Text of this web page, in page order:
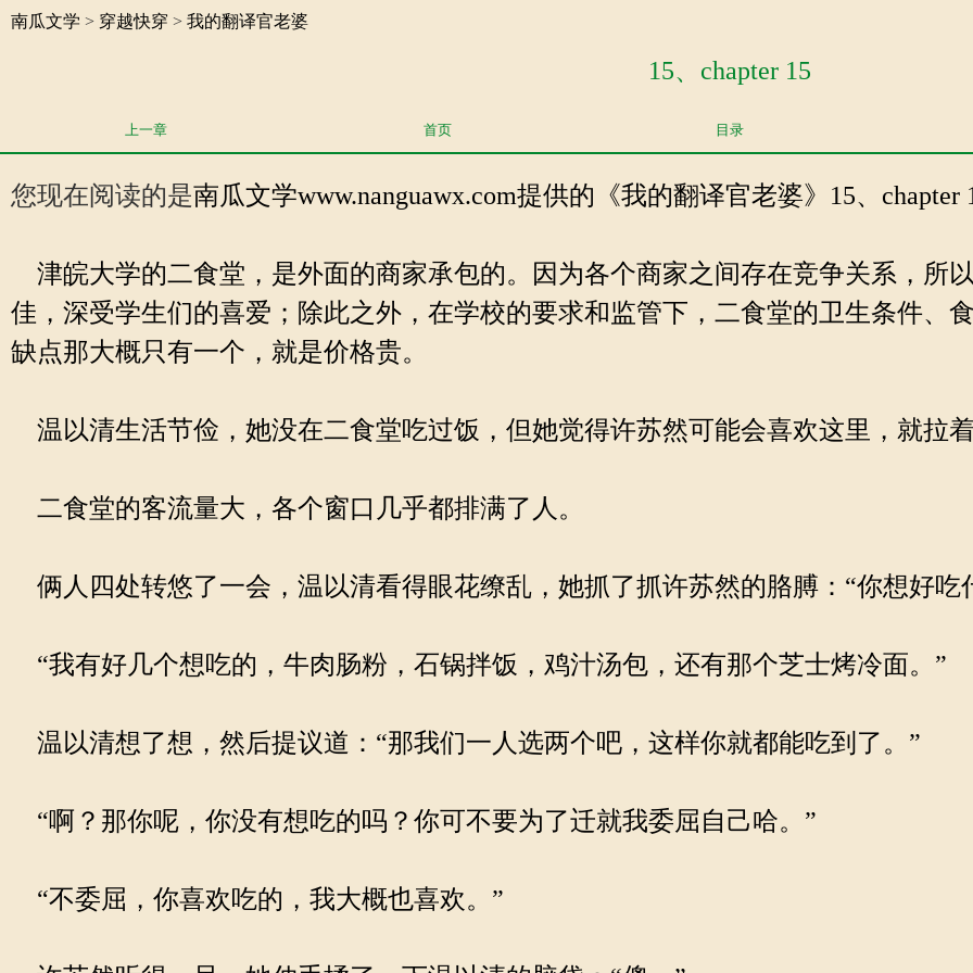
南瓜文学 > 穿越快穿 > 我的翻译官老婆
15、chapter 15
上一章 首页 目录
您现在阅读的是南瓜文学www.nanguawx.com提供的《我的翻译官老婆》15、chapter
津皖大学的二食堂，是外面的商家承包的。因为各个商家之间存在竞争关系，所
佳，深受学生们的喜爱；除此之外，在学校的要求和监管下，二食堂的卫生条件、
缺点那大概只有一个，就是价格贵。
温以清生活节俭，她没在二食堂吃过饭，但她觉得许苏然可能会喜欢这里，就拉着
二食堂的客流量大，各个窗口几乎都排满了人。
俩人四处转悠了一会，温以清看得眼花缭乱，她抓了抓许苏然的胳膊：“你想好吃
“我有好几个想吃的，牛肉肠粉，石锅拌饭，鸡汁汤包，还有那个芝士烤冷面。”
温以清想了想，然后提议道：“那我们一人选两个吧，这样你就都能吃到了。”
“啊？那你呢，你没有想吃的吗？你可不要为了迁就我委屈自己哈。”
“不委屈，你喜欢吃的，我大概也喜欢。”